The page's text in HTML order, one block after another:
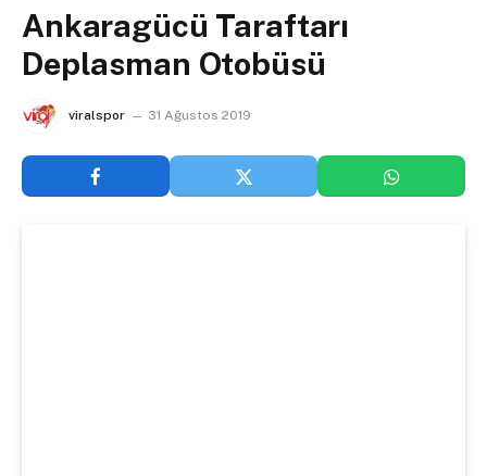
Ankaragücü Taraftarı
Deplasman Otobüsü
viralspor 31 Ağustos 2019